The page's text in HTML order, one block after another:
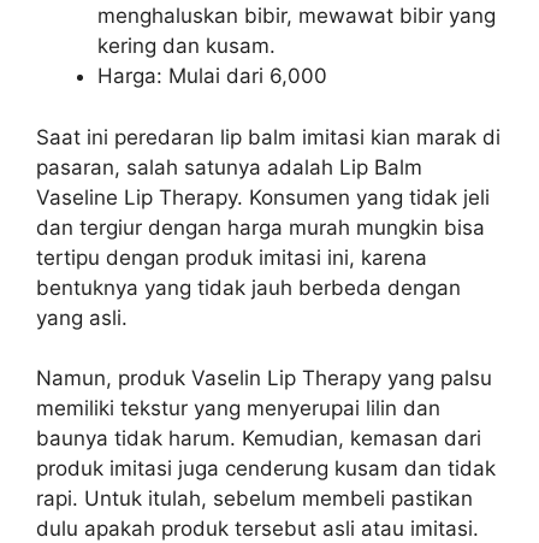
menghaluskan bibir, mewawat bibir yang
kering dan kusam.
Harga: Mulai dari 6,000
Saat ini peredaran lip balm imitasi kian marak di
pasaran, salah satunya adalah Lip Balm
Vaseline Lip Therapy. Konsumen yang tidak jeli
dan tergiur dengan harga murah mungkin bisa
tertipu dengan produk imitasi ini, karena
bentuknya yang tidak jauh berbeda dengan
yang asli.
Namun, produk Vaselin Lip Therapy yang palsu
memiliki tekstur yang menyerupai lilin dan
baunya tidak harum. Kemudian, kemasan dari
produk imitasi juga cenderung kusam dan tidak
rapi. Untuk itulah, sebelum membeli pastikan
dulu apakah produk tersebut asli atau imitasi.